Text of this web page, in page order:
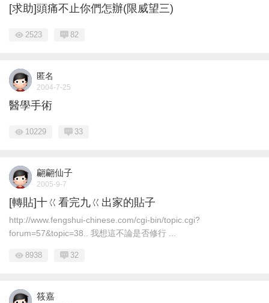
[求助]頭痛不止你們怎辦(限威望三)
2523 82
匿名
2004-7-25
醫學手術
10229 33
翩翩仙子
2005-9-7
[轉貼]十ㄍ看完九ㄍ出家的貼子
http://www.fengshui-chinese.com/cgi-bin/topic.cgi?
forum=57&topic=38.. 我想這不論是否修行 ...
8938 32
筱嘉